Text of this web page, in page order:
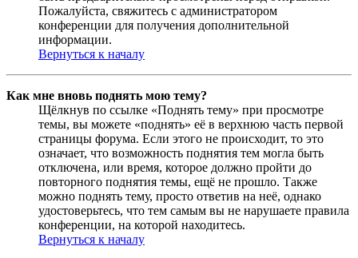
Пожалуйста, свяжитесь с администратором
конференции для получения дополнительной
информации.
Вернуться к началу
Как мне вновь поднять мою тему?
Щёлкнув по ссылке «Поднять тему» при просмотре
темы, вы можете «поднять» её в верхнюю часть первой
страницы форума. Если этого не происходит, то это
означает, что возможность поднятия тем могла быть
отключена, или время, которое должно пройти до
повторного поднятия темы, ещё не прошло. Также
можно поднять тему, просто ответив на неё, однако
удостоверьтесь, что тем самым вы не нарушаете правила
конференции, на которой находитесь.
Вернуться к началу